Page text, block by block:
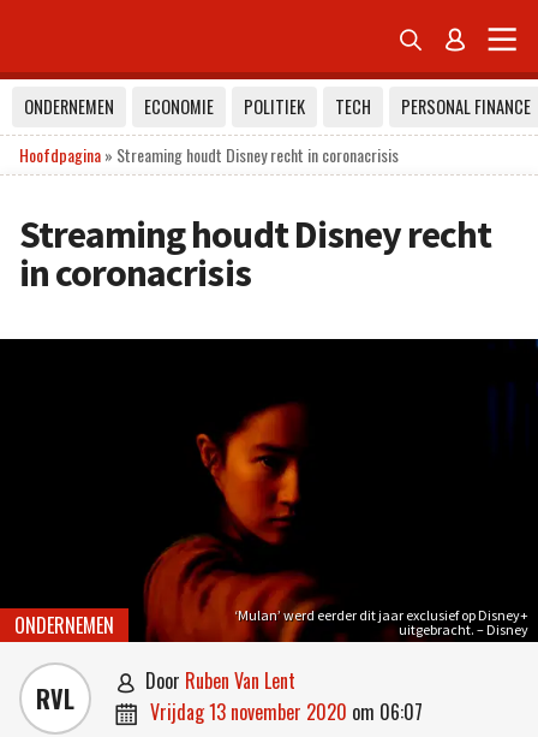
 
ONDERNEMEN ECONOMIE POLITIEK TECH
PERSONAL FINANCE
Hoofdpagina» Streaming houdt Disney recht in coronacrisis
Streaming houdt Disney recht
in coronacrisis
‘Mulan’ werd eerder dit jaar exclusief op Disney+
uitgebracht. – Disney
ONDERNEMEN
RVL  door Ruben Van Lent
 vrijdag 13 november 2020 om 06:07